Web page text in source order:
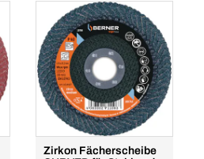
Zirkon Fächerscheibe